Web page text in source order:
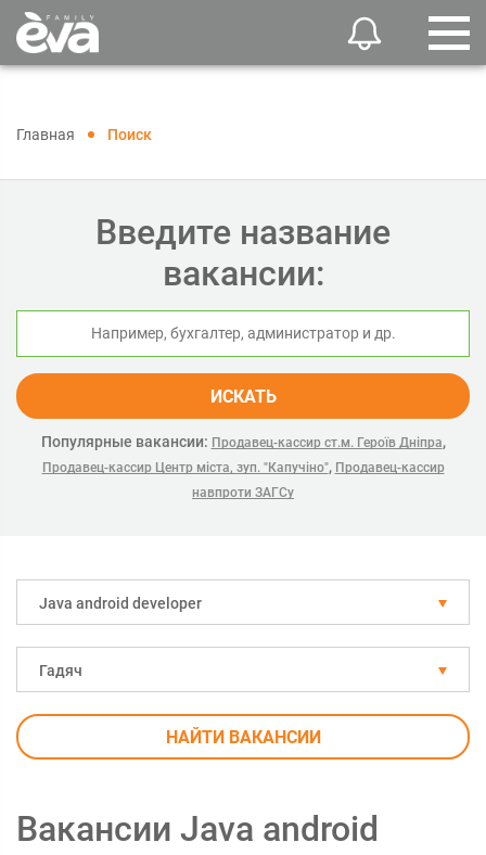
Главная Поиск
Введите название
вакансии:
ИСКАТЬ
Популярные вакансии: Продавец-кассир ст.м. Героїв Дніпра,
Продавец-кассир Центр міста, зуп. "Капучіно", Продавец-кассир
навпроти ЗАГСу
Java android developer
Гадяч
НАЙТИ ВАКАНСИИ
Вакансии Java android